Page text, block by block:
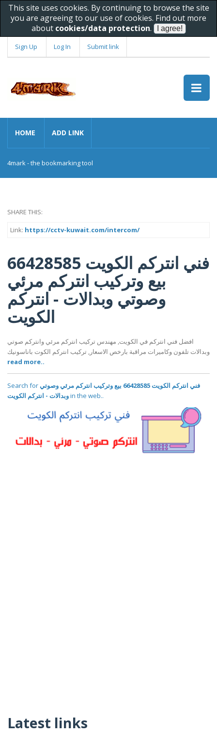
This site uses cookies. By continuing to browse the site
you are agreeing to our use of cookies. Find out more
about cookies/data protection.
Sign Up Log In Submit link
HOME ADD LINK
4mark - the bookmarking tool
SHARE THIS:
Link: https://cctv-kuwait.com/intercom/
فني انتركم الكويت 66428585
بيع وتركيب انتركم مرئي
وصوتي وبدالات - انتركم
الكويت
افضل فني انتركم في الكويت, مهندس تركيب انتركم مرئي وانتركم صوتي
وبدالات تلفون وكاميرات مراقبة بارخص الاسعار, تركيب انتركم الكوت باناسونيك
read more..
Search forفني انتركم الكويت 66428585 بيع وتركيب انتركم مرئي وصوتي
وبدالات - انتركم الكويتin the web..
Latest links